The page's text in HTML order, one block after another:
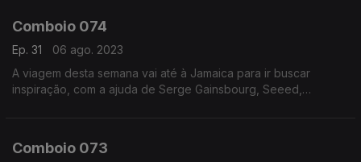
Comboio 074
Ep. 31
06 ago. 2023
A viagem desta semana vai até à Jamaica para ir buscar
inspiração, com a ajuda de Serge Gainsbourg, Seeed,
Comboio 073